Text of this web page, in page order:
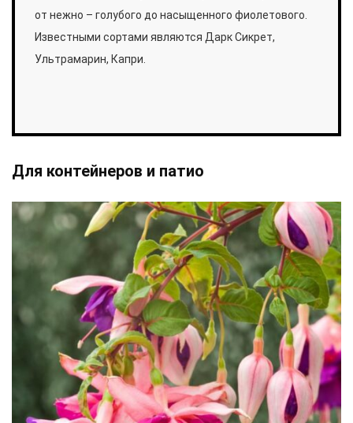
от нежно – голубого до насыщенного фиолетового.
Известными сортами являются Дарк Сикрет,
Ультрамарин, Капри.
Для контейнеров и патио